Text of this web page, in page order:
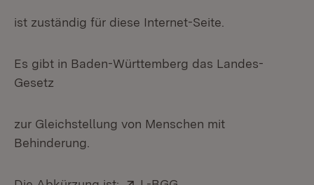
ist zuständig für diese Internet-Seite.
Es gibt in Baden-Württemberg das Landes-
Gesetz
zur Gleichstellung von Menschen mit
Behinderung.
Extern: